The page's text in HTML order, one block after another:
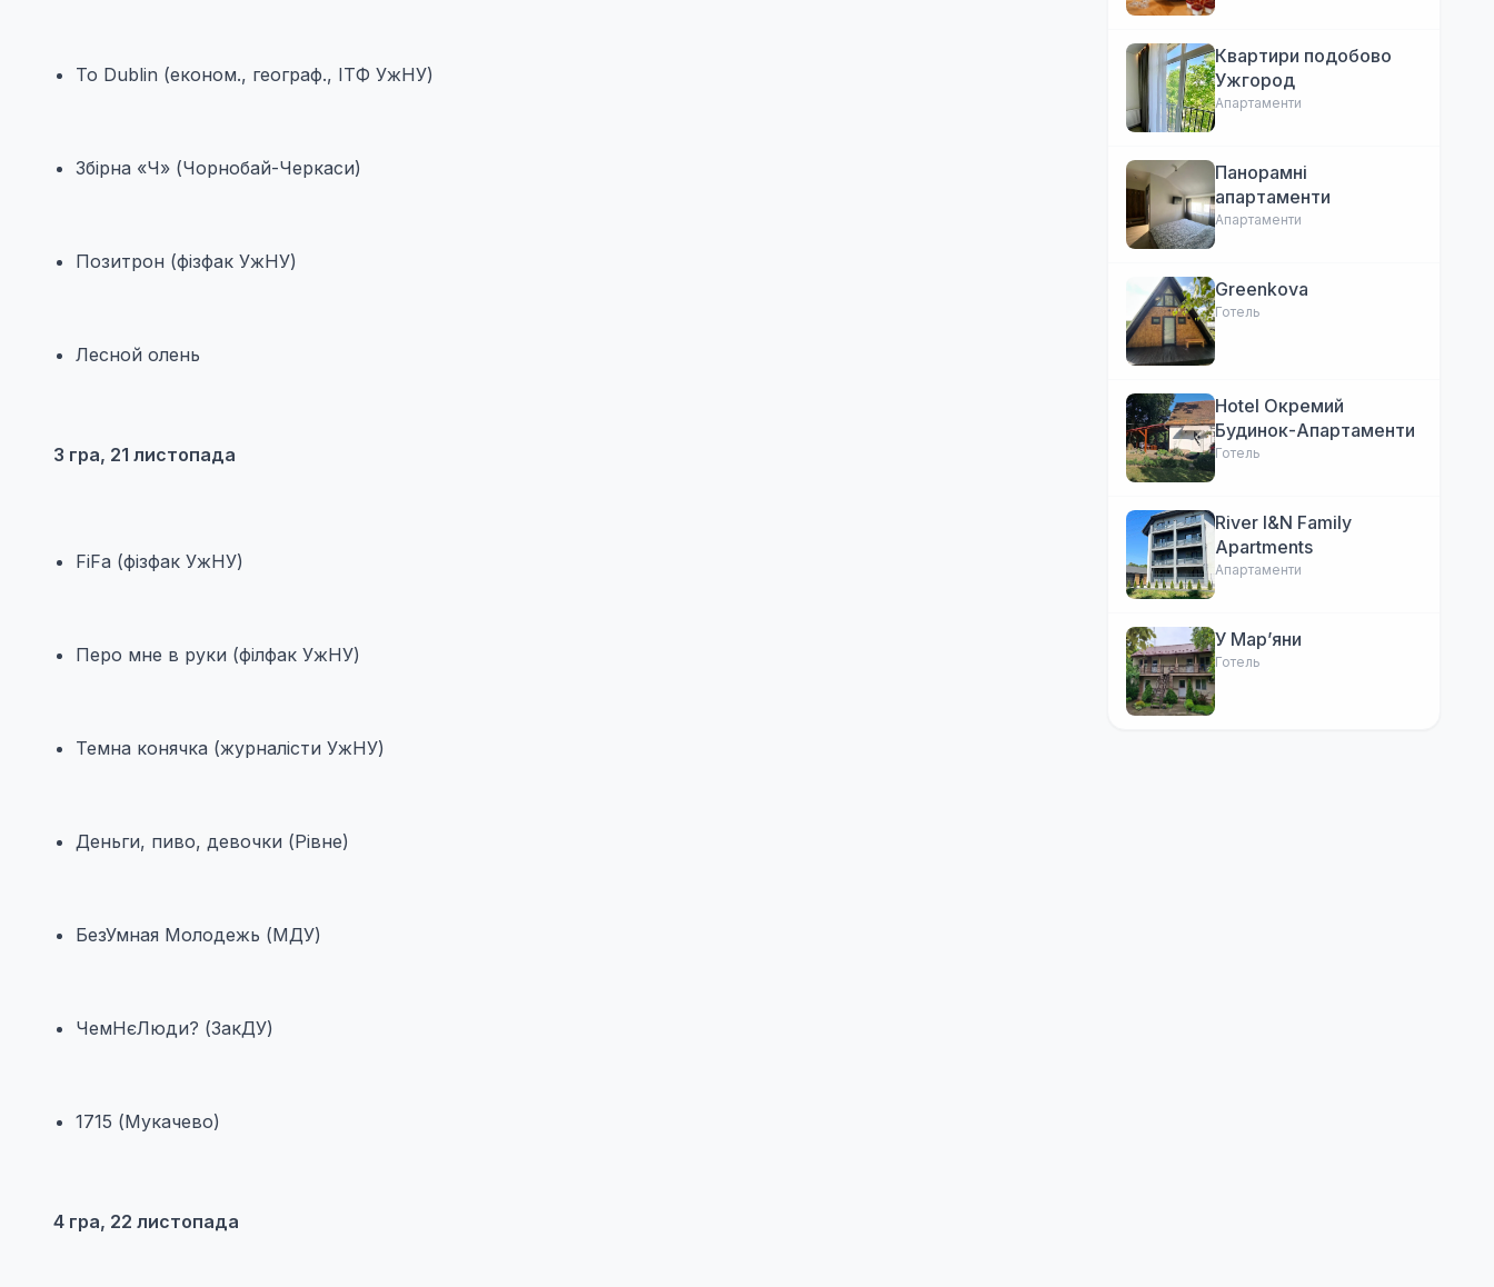
To Dublin (економ., географ., ІТФ УжНУ)
Збірна «Ч» (Чорнобай-Черкаси)
Позитрон (фізфак УжНУ)
Лесной олень
3 гра, 21 листопада
FiFa (фізфак УжНУ)
Перо мне в руки (філфак УжНУ)
Темна конячка (журналісти УжНУ)
Деньги, пиво, девочки (Рівне)
БезУмная Молодежь (МДУ)
ЧемНєЛюди? (ЗакДУ)
1715 (Мукачево)
4 гра, 22 листопада
Квартири подобово
Ужгород
Апартаменти
Панорамні
апартаменти
Апартаменти
Greenkova
Готель
Hotel Окремий
Будинок-Апартаменти
Готель
River I&N Family
Apartments
Апартаменти
У Марʼяни
Готель